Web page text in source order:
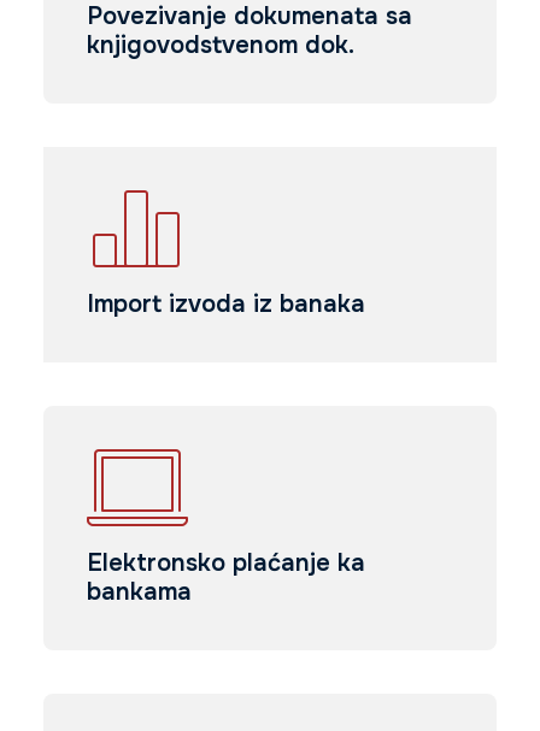
Povezivanje dokumenata sa
knjigovodstvenom dok.
Import izvoda iz banaka
Elektronsko plaćanje ka
bankama